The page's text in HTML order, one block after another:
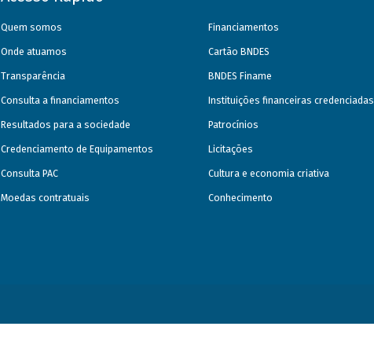
Quem somos
Onde atuamos
Transparência
Consulta a financiamentos
Resultados para a sociedade
Credenciamento de Equipamentos
Consulta PAC
Moedas contratuais
Financiamentos
Cartão BNDES
BNDES Finame
Instituições financeiras credenciadas
Patrocínios
Licitações
Cultura e economia criativa
Conhecimento